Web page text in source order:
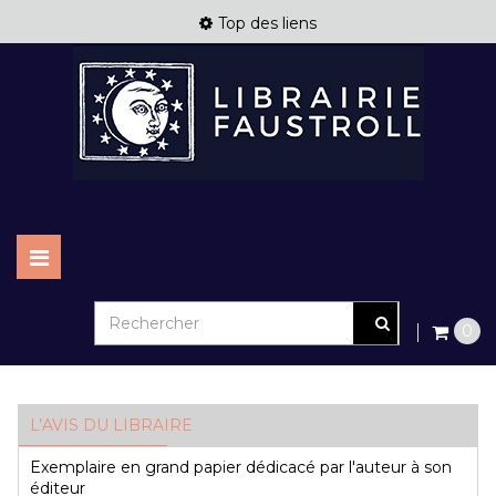
Top des liens
Basculer
la
navigation
0
L’AVIS DU LIBRAIRE
Exemplaire en grand papier dédicacé par l'auteur à son
éditeur